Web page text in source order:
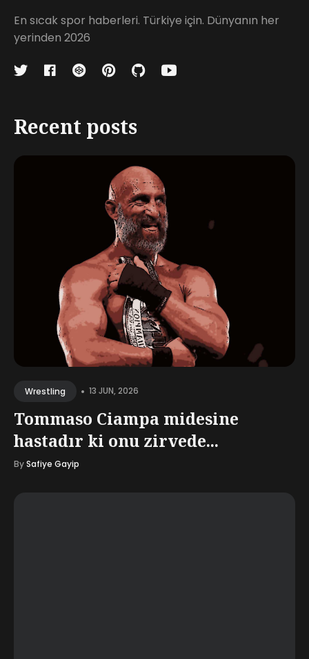
En sıcak spor haberleri. Türkiye için. Dünyanın her
yerinden 2026
Recent posts
Wrestling • 13 JUN, 2026
Tommaso Ciampa midesine
hastadır ki onu zirvede...
BySafiye Gayip